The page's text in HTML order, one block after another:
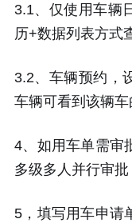
3.1、仅使用车辆
历+数据列表方式
3.2、车辆预约，
车辆可看到该辆车
4、如用车单需审
多级多人并行审批
5，填写用车申请